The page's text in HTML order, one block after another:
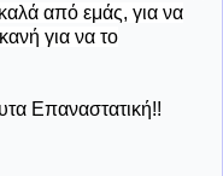
καλά από εμάς, για να
για να το
Επαναστατική!!